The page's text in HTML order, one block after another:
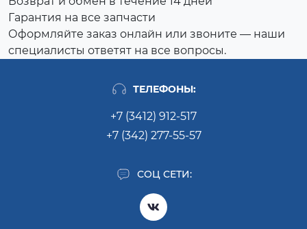
Гарантия на все запчасти
Оформляйте заказ онлайн или звоните — наши
специалисты ответят на все вопросы.
ТЕЛЕФОНЫ:
+7 (3412) 912-517
+7 (342) 277-55-57
СОЦ СЕТИ: